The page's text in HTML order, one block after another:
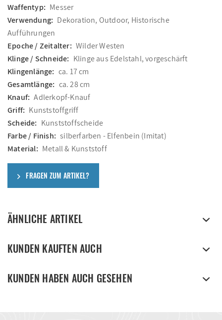
Waffentyp: Messer
Verwendung: Dekoration, Outdoor, Historische
Aufführungen
Epoche / Zeitalter: Wilder Westen
Klinge / Schneide: Klinge aus Edelstahl, vorgeschärft
Klingenlänge: ca. 17 cm
Gesamtlänge: ca. 28 cm
Knauf: Adlerkopf-Knauf
Griff: Kunststoffgriff
Scheide: Kunststoffscheide
Farbe / Finish: silberfarben - Elfenbein (Imitat)
Material: Metall & Kunststoff
FRAGEN ZUM ARTIKEL?
ÄHNLICHE ARTIKEL
KUNDEN KAUFTEN AUCH
KUNDEN HABEN AUCH GESEHEN